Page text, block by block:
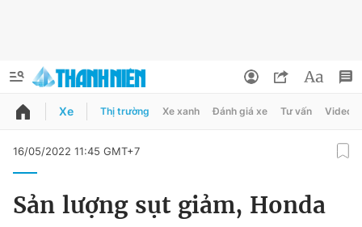
QUẢNG CÁO
Đổi mật khẩu
Xe Thị trường Xe xanh Đánh giá xe Tư vấn Video
16/05/2022 11:45 GMT+7
Sản lượng sụt giảm, Honda